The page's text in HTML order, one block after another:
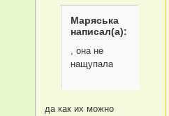
Маряська
написал(а):
, она не
нащупала
да как их можно